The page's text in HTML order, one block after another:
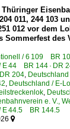
011, 244 103
012 vor dem
Sommerfest des
/ 6 109 BR
E 44 BR 144 · DR
204,
, Deutschland / E-
,
e. V.,
E 44.5 BR 144.5
